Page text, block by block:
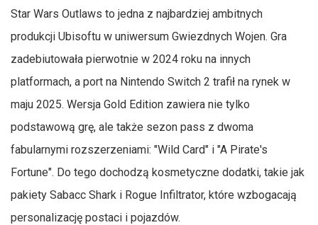
Star Wars Outlaws to jedna z najbardziej ambitnych
produkcji Ubisoftu w uniwersum Gwiezdnych Wojen. Gra
zadebiutowała pierwotnie w 2024 roku na innych
platformach, a port na Nintendo Switch 2 trafił na rynek w
maju 2025. Wersja Gold Edition zawiera nie tylko
podstawową grę, ale także sezon pass z dwoma
fabularnymi rozszerzeniami: "Wild Card" i "A Pirate's
Fortune". Do tego dochodzą kosmetyczne dodatki, takie jak
pakiety Sabacc Shark i Rogue Infiltrator, które wzbogacają
personalizację postaci i pojazdów.